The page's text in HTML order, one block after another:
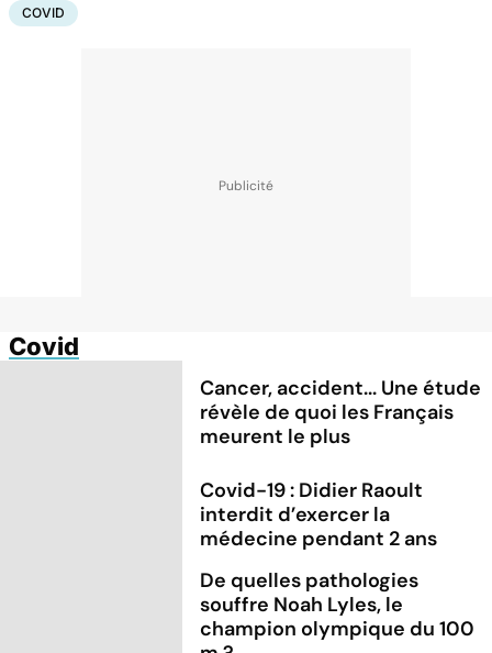
COVID
Covid
Cancer, accident... Une étude
révèle de quoi les Français
meurent le plus
Covid-19 : Didier Raoult
interdit d’exercer la
médecine pendant 2 ans
De quelles pathologies
souffre Noah Lyles, le
champion olympique du 100